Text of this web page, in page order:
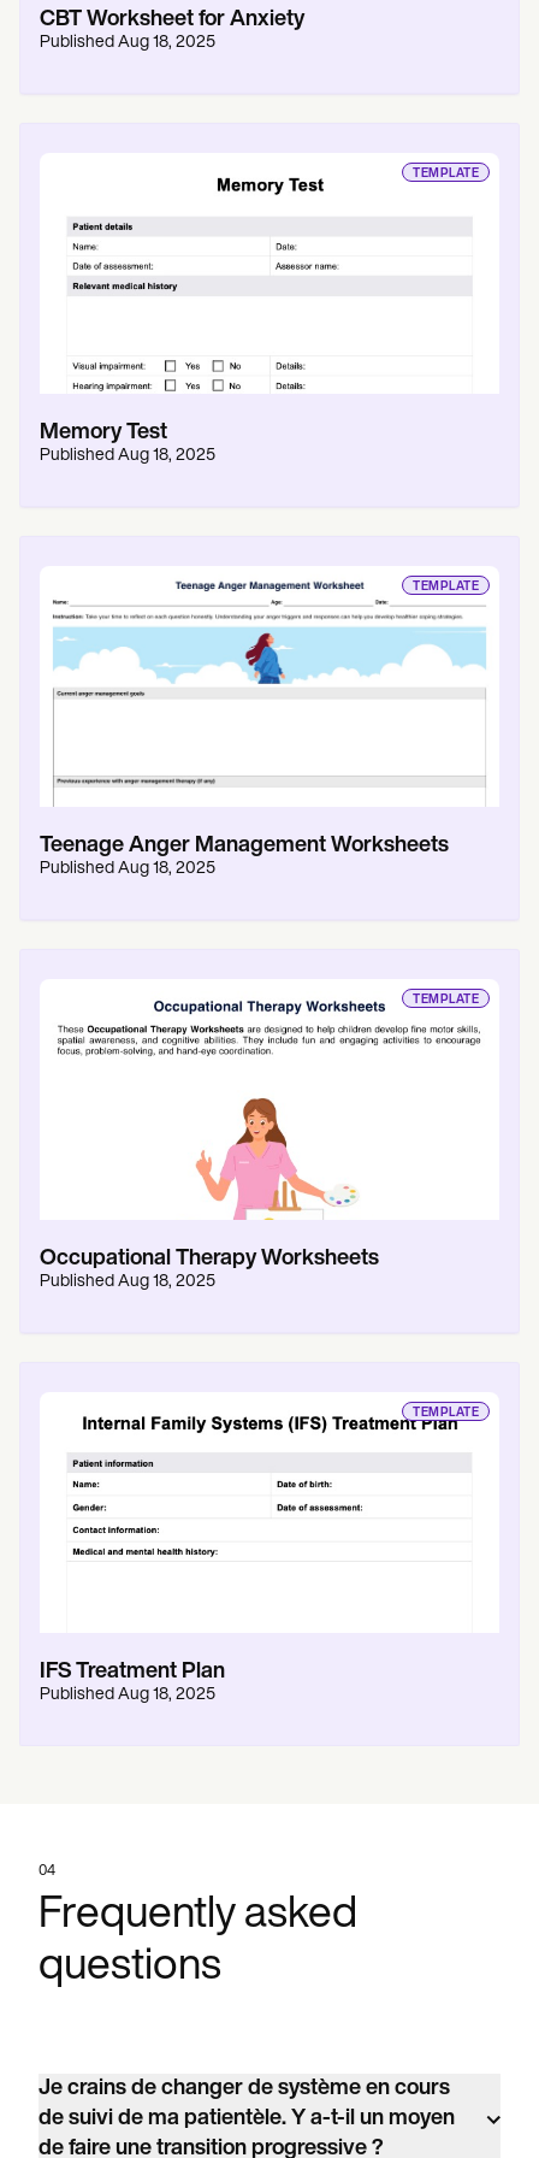
CBT Worksheet for Anxiety
Published Aug 18, 2025
TEMPLATE
Memory Test
Published Aug 18, 2025
TEMPLATE
Teenage Anger Management Worksheets
Published Aug 18, 2025
TEMPLATE
Occupational Therapy Worksheets
Published Aug 18, 2025
TEMPLATE
IFS Treatment Plan
Published Aug 18, 2025
04
Frequently asked
questions
Je crains de changer de système en cours
de suivi de ma patientèle. Y a-t-il un moyen
de faire une transition progressive ?